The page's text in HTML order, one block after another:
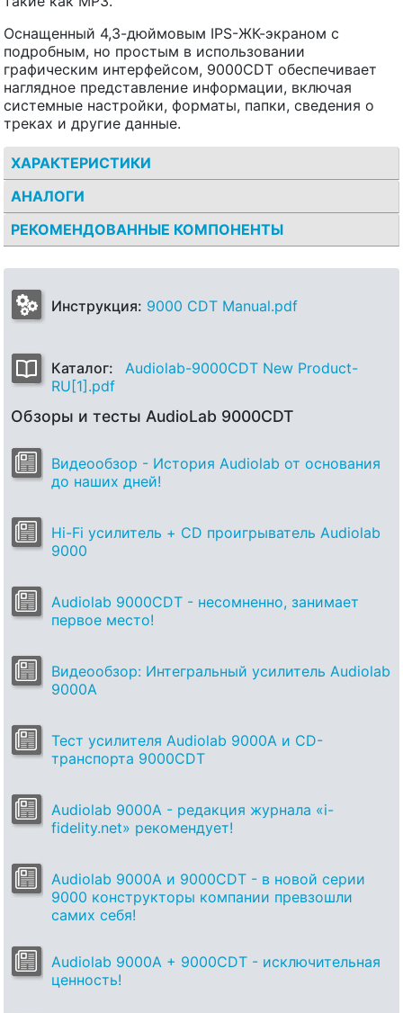
Оснащенный 4,3-дюймовым IPS-ЖК-экраном с
подробным, но простым в использовании
графическим интерфейсом, 9000CDT обеспечивает
наглядное представление информации, включая
системные настройки, форматы, папки, сведения о
треках и другие данные.
ХАРАКТЕРИСТИКИ
АНАЛОГИ
РЕКОМЕНДОВАННЫЕ КОМПОНЕНТЫ
Инструкция: 9000 CDT Manual.pdf
Каталог:
Audiolab-9000CDT New Product-
RU[1].pdf
Обзоры и тесты AudioLab 9000CDT
Видеообзор - История Audiolab от основания
до наших дней!
Hi-Fi усилитель + CD проигрыватель Audiolab
9000
Audiolab 9000CDT - несомненно, занимает
первое место!
Видеообзор: Интегральный усилитель Audiolab
9000A
Тест усилителя Audiolab 9000A и CD-
транспорта 9000CDT
Audiolab 9000A - редакция журнала «i-
fidelity.net» рекомендует!
Audiolab 9000A и 9000CDT - в новой серии
9000 конструкторы компании превзошли
самих себя!
Audiolab 9000A + 9000CDT - исключительная
ценность!